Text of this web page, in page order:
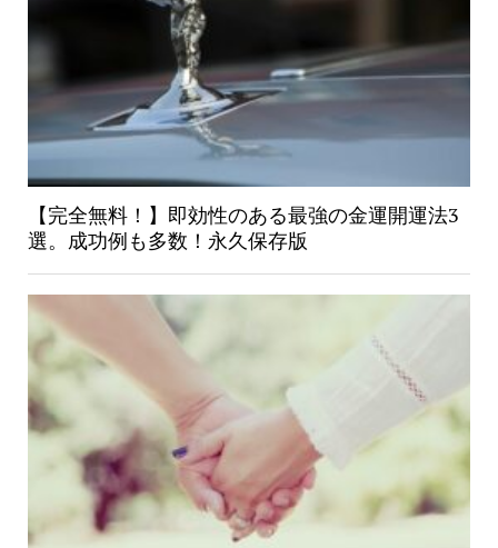
【完全無料！】即効性のある最強の金運開運法3
選。成功例も多数！永久保存版